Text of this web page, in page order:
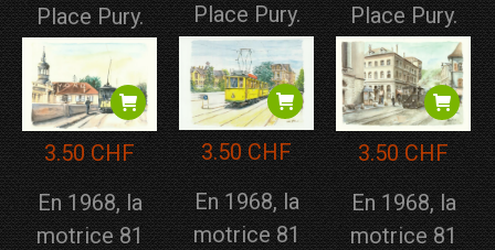
Place Pury.
Place Pury.
Place Pury.
3.50CHF
En 1968, la
motrice 81
3.50CHF
En 1968, la
motrice 81
3.50CHF
En 1968, la
motrice 81